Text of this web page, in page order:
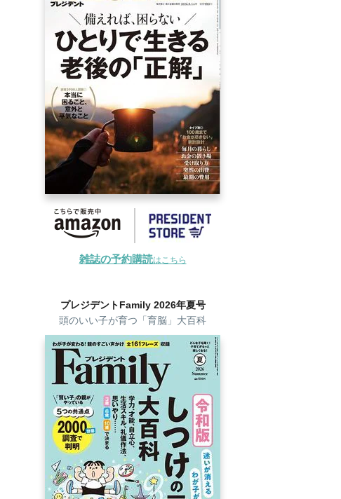
雑誌の予約購読はこちら
プレジデントFamily 2026年夏号
頭のいい子が育つ「育脳」大百科